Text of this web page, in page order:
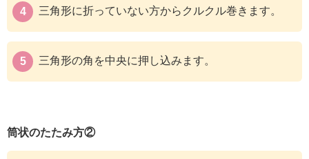
三角形に折っていない方からクルクル巻きます。
三角形の角を中央に押し込みます。
筒状のたたみ方②